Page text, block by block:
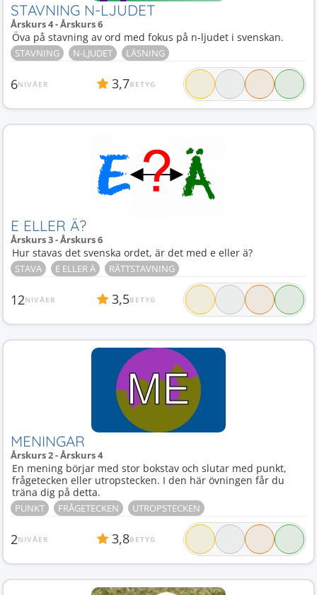
STAVNING N-LJUDET
Årskurs 4 - Årskurs 6
Öva på stavning av ord med fokus på n-ljudet i svenskan.
STAVNING N-LJUDET LÄSNING
6NIVÅER 3,7BETYG
E ELLER Ä?
Årskurs 3 - Årskurs 6
Hur stavas det svenska ordet, är det med e eller ä?
STAVA E ELLER Ä RÄTTSTAVNING
12NIVÅER 3,5BETYG
MENINGAR
Årskurs 2 - Årskurs 4
En mening börjar med stor bokstav och slutar med punkt,
frågetecken eller utropstecken. I den här övningen får du
träna dig på detta.
PUNKT FRÅGETECKEN UTROPSTECKEN
2NIVÅER 3,8BETYG